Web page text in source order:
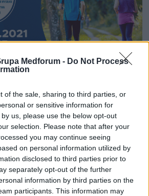
Medforum - Do Not Process
of the sale, sharing to third parties, or
or sensitive information for
us, please use the below opt-out
selection. Please note that after your
you may continue seeing
on personal information utilized by
disclosed to third parties prior to
separately opt-out of the further
information by third parties on the
participants. This information may
i Fizjologii
2021